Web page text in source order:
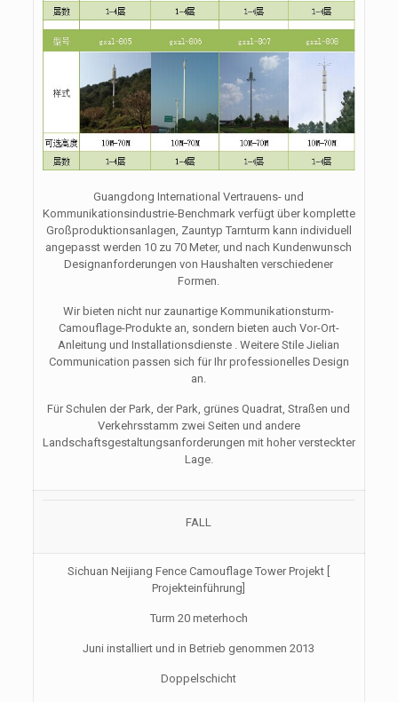
Guangdong International Vertrauens- und
Kommunikationsindustrie-Benchmark verfügt über komplette
Großproduktionsanlagen, Zauntyp Tarnturm kann individuell
angepasst werden 10 zu 70 Meter, und nach Kundenwunsch
Designanforderungen von Haushalten verschiedener
Formen.
Wir bieten nicht nur zaunartige Kommunikationsturm-
Camouflage-Produkte an, sondern bieten auch Vor-Ort-
Anleitung und Installationsdienste . Weitere Stile Jielian
Communication passen sich für Ihr professionelles Design
an.
Für Schulen der Park, der Park, grünes Quadrat, Straßen und
Verkehrsstamm zwei Seiten und andere
Landschaftsgestaltungsanforderungen mit hoher versteckter
Lage.
FALL
Sichuan Neijiang Fence Camouflage Tower Projekt [
Projekteinführung]
Turm 20 meterhoch
Juni installiert und in Betrieb genommen 2013
Doppelschicht